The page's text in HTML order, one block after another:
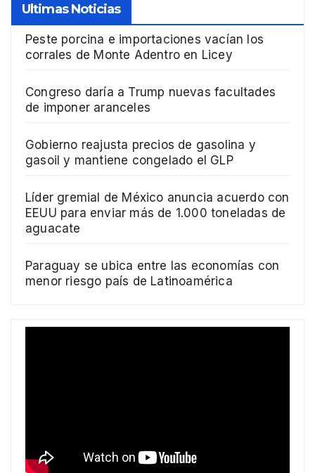
Ultimas Noticias
Peste porcina e importaciones vacían los
corrales de Monte Adentro en Licey
Congreso daría a Trump nuevas facultades
de imponer aranceles
Gobierno reajusta precios de gasolina y
gasoil y mantiene congelado el GLP
Líder gremial de México anuncia acuerdo con
EEUU para enviar más de 1.000 toneladas de
aguacate
Paraguay se ubica entre las economías con
menor riesgo país de Latinoamérica